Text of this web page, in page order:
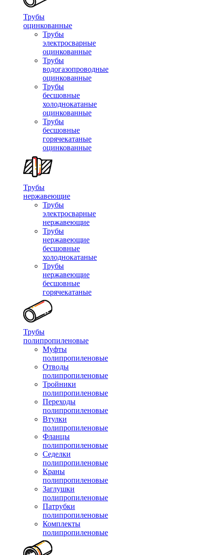
Трубы
оцинкованные
Трубы
электросварные
оцинкованные
Трубы
водогазопроводные
оцинкованные
Трубы
бесшовные
холоднокатаные
оцинкованные
Трубы
бесшовные
горячекатаные
оцинкованные
Трубы
нержавеющие
Трубы
электросварные
нержавеющие
Трубы
нержавеющие
бесшовные
холоднокатаные
Трубы
нержавеющие
бесшовные
горячекатаные
Трубы
полипропиленовые
Муфты
полипропиленовые
Отводы
полипропиленовые
Тройники
полипропиленовые
Переходы
полипропиленовые
Втулки
полипропиленовые
Фланцы
полипропиленовые
Седелки
полипропиленовые
Краны
полипропиленовые
Заглушки
полипропиленовые
Патрубки
полипропиленовые
Комплекты
полипропиленовые